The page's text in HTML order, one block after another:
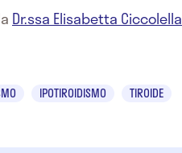
Dr.ssa Elisabetta Ciccolella
IPOTIROIDISMO
TIROIDE